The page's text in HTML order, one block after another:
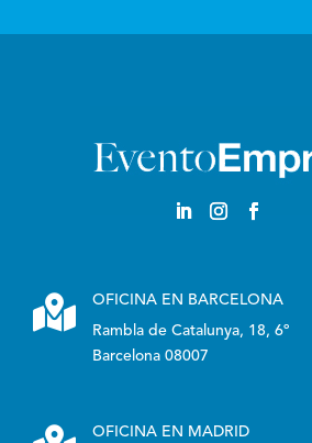

OFICINA EN BARCELONA
Rambla de Catalunya, 18, 6º
Barcelona 08007
OFICINA EN MADRID